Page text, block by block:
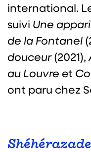
international.
suivi Une
de la Fontanel
douceur(2021),
au Louvre et
ont paru chez